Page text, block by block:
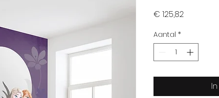
€ 125,82Prijs
Aantal *